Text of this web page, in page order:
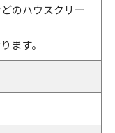
のハウスクリー
ます。